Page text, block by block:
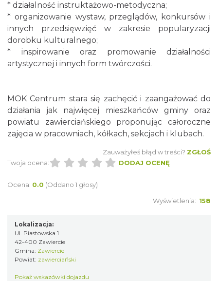
* działalność instruktażowo-metodyczna;
* organizowanie wystaw, przeglądów, konkursów i
innych przedsięwzięć w zakresie popularyzacji
dorobku kulturalnego;
* inspirowanie oraz promowanie działalności
artystycznej i innych form twórczości.
MOK Centrum stara się zachęcić i zaangażować do
działania jak najwięcej mieszkańców gminy oraz
powiatu zawierciańskiego proponując całoroczne
zajęcia w pracowniach, kółkach, sekcjach i klubach.
Zauważyłeś błąd w treści? ZGŁOŚ
Twoja ocena:
DODAJ OCENĘ
Ocena: 0.0 (Oddano 1 głosy)
Wyświetlenia: 158
Lokalizacja:
Ul. Piastowska 1
42-400 Zawiercie
Gmina: Zawiercie
Powiat: zawierciański
Pokaż wskazówki dojazdu